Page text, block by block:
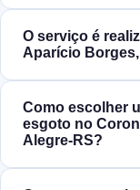
O serviço é
Aparício
Como escolher
esgoto no
Alegre‑RS?